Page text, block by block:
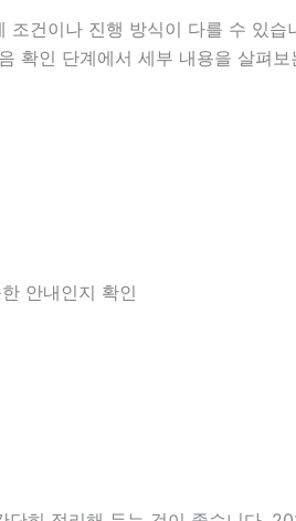
건이나 진행 방식이 다를 수 있
확인 단계에서 세부 내용을 살펴
안내인지 확인